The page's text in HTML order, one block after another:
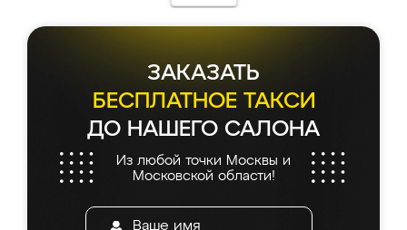
ЗАКАЗАТЬ
БЕСПЛАТНОЕ ТАКСИ
ДО НАШЕГО САЛОНА
Из любой точки Москвы и
Московской области!